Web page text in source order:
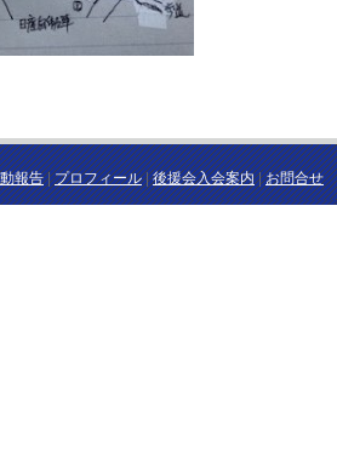
報告|プロフィール|後援会入会案内|お問合せ